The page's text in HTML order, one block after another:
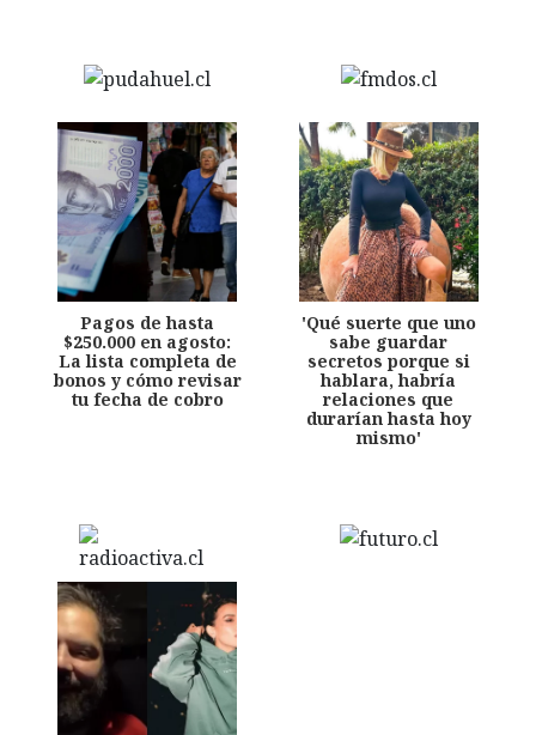
Pagos de hasta
$250.000 en agosto:
La lista completa de
bonos y cómo revisar
tu fecha de cobro
'Qué suerte que uno
sabe guardar
secretos porque si
hablara, habría
relaciones que
durarían hasta hoy
mismo'